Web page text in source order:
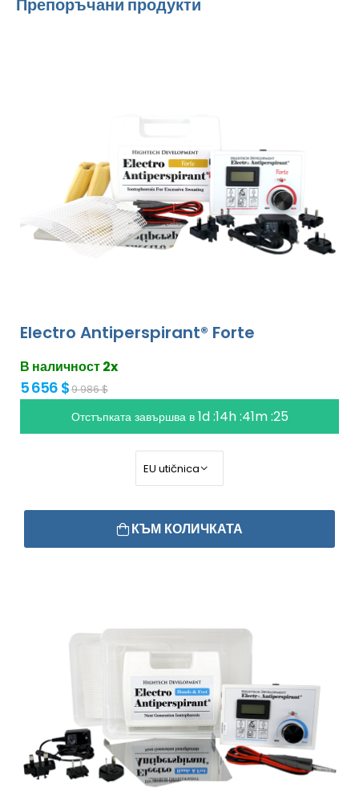
Препоръчани продукти
Electro Antiperspirant® Forte
В наличност 2x
5 656 $9 986 $
Отстъпката завършва в 1d :14h :41m :25
КЪМ КОЛИЧКАТА